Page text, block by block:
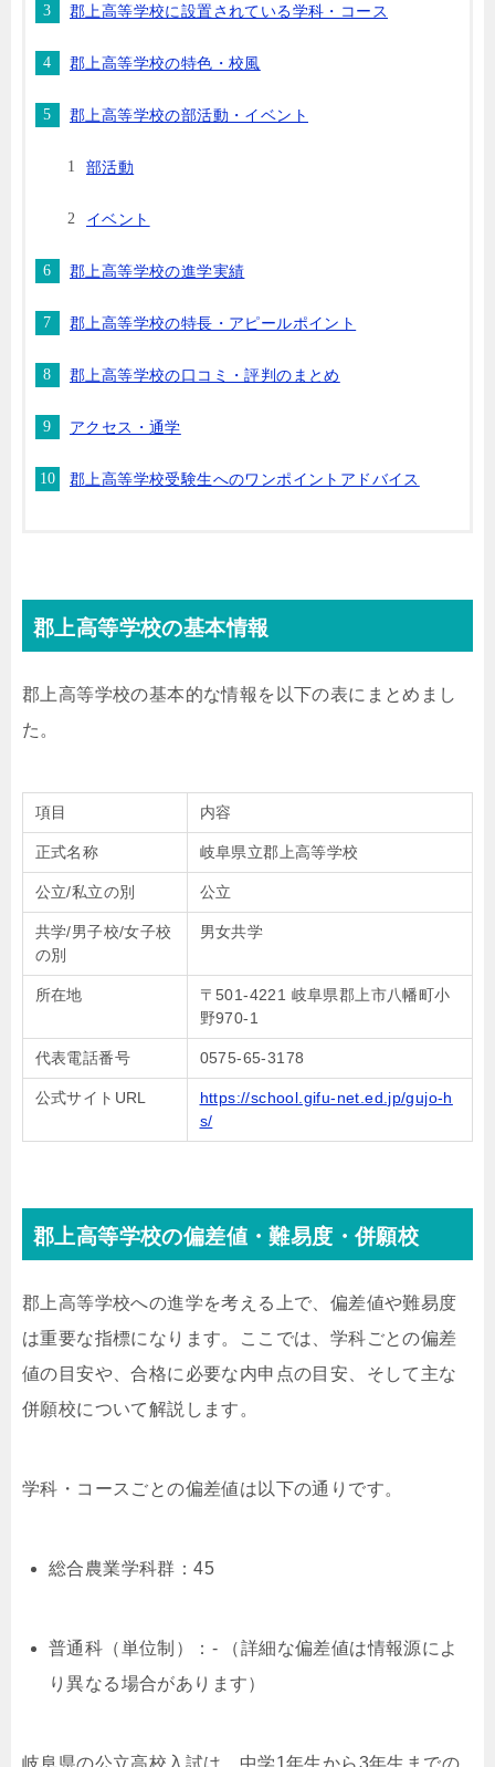
郡上高等学校に設置されている学科・コース
郡上高等学校の特色・校風
郡上高等学校の部活動・イベント
部活動
イベント
郡上高等学校の進学実績
郡上高等学校の特長・アピールポイント
郡上高等学校の口コミ・評判のまとめ
アクセス・通学
郡上高等学校受験生へのワンポイントアドバイス
郡上高等学校の基本情報
郡上高等学校の基本的な情報を以下の表にまとめまし
た。
項目 内容
正式名称 岐阜県立郡上高等学校
公立/私立の別 公立
共学/男子校/女子校
の別
男女共学
所在地
〒501-4221 岐阜県郡上市八幡町小
野970-1
代表電話番号 0575-65-3178
公式サイトURL
https://school.gifu-net.ed.jp/gujo-h
s/
郡上高等学校の偏差値・難易度・併願校
郡上高等学校への進学を考える上で、偏差値や難易度
は重要な指標になります。ここでは、学科ごとの偏差
値の目安や、合格に必要な内申点の目安、そして主な
併願校について解説します。
学科・コースごとの偏差値は以下の通りです。
総合農業学科群：45
普通科（単位制）：- （詳細な偏差値は情報源によ
り異なる場合があります）
岐阜県の公立高校入試は、中学1年生から3年生までの